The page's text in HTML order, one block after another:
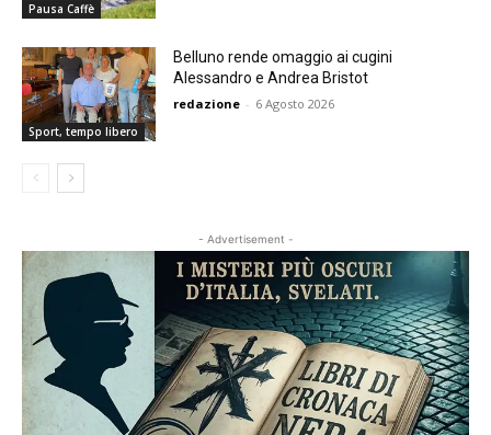
Pausa Caffè
Sport, tempo libero
Belluno rende omaggio ai cugini
Alessandro e Andrea Bristot
redazione - 6 Agosto 2026
- Advertisement -